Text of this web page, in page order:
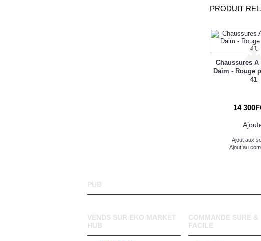
PRODUIT
Chaussures A
Daim - Rouge
41
14
Ajout aux
Ajout au
PUB
VENDS SUR EKO MARKET
HUB
COMMANDE SURE &
FACILE